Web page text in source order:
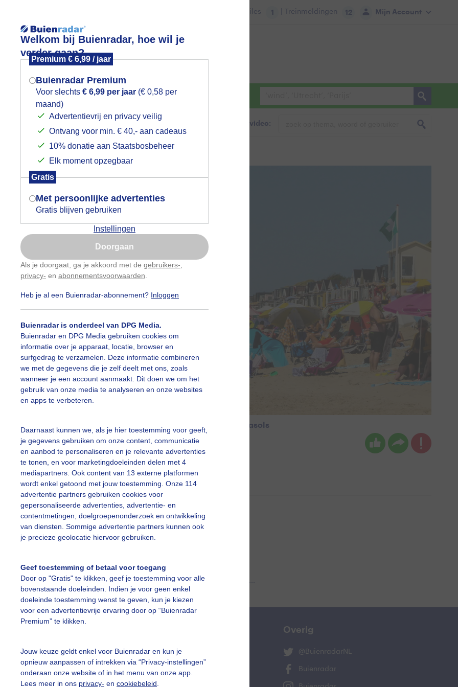
Welkom bij Buienradar, hoe wil je
verder gaan?
Premium € 6,99 / jaar
Buienradar Premium
Voor slechts € 6,99 per jaar (€ 0,58 per
maand)
Advertentievrij en privacy veilig
Ontvang voor min. € 40,- aan cadeaus
10% donatie aan Staatsbosbeheer
Elk moment opzegbaar
Gratis
Met persoonlijke advertenties
Gratis blijven gebruiken
Instellingen
Doorgaan
Als je doorgaat, ga je akkoord met de gebruikers-
privacy- en abonnementsvoorwaarden
Heb je al een Buienradar-abonnement? Inloggen
Buienradar is onderdeel van DPG Media.
Buienradar en DPG Media gebruiken cookies om
informatie over je apparaat, locatie, browser en
surfgedrag te verzamelen. Deze informatie combineren
we met de gegevens die je zelf deelt met ons, zoals
wanneer je een account aanmaakt. Dit doen we om het
gebruik van onze media te analyseren en onze websites
en apps te verbeteren.
Daarnaast kunnen we, als je hier toestemming voor geeft,
je gegevens gebruiken om onze content, communicatie
en aanbod te personaliseren en je relevante advertenties
te tonen, en voor marketingdoeleinden delen met 4
mediapartners. Ook content van 13 externe platformen
wordt enkel getoond met jouw toestemming. Onze 114
advertentie partners gebruiken cookies voor
gepersonaliseerde advertenties, advertentie- en
contentmetingen, doelgroepenonderzoek en ontwikkeling
van diensten. Sommige advertentie partners kunnen ook
je precieze geolocatie hiervoor gebruiken.
Geef toestemming of betaal voor toegang
Door op "Gratis" te klikken, geef je toestemming voor alle
bovenstaande doeleinden. Indien je voor geen enkel
doeleinde toestemming wenst te geven, kun je kiezen
voor een advertentievrije ervaring door op “Buienradar
Premium” te klikken.
Jouw keuze geldt enkel voor Buienradar en kun je
opnieuw aanpassen of intrekken via “Privacy-instellingen”
onderaan onze website of in het menu van onze app.
Lees meer in ons privacy- en cookiebeleid
Mijn Account
Files 1 | Treinmeldingen 12
Foto en video Weerzine
Zoeken in foto & video:
zonovergoten zomerse stranddag en kleurige strandparasols
ria brasser Gemaakt: 10-08-2023, 143x bekeken
Gezelligestranddrukte Parasols
slideshow
Een moment geduld aub...
vragen
De Bilt
Overig
@BuienradarNL
Buienradar
Mogen we je locatie gebruiken voor
het weer?
Indien je hier nog geen akkoord op hebt
gegeven, verschijnt er zo een pop-up uit
je browser waarin deze toestemming
gevraagd wordt.
Is goed, toon de popup
Nu niet, misschien later
Gebruik je Safari en wil je niet elke dag deze pop-up
Klikhierom dit aan te passen